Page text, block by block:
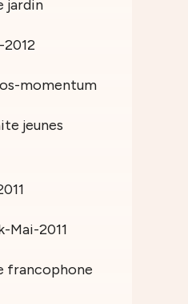
jardin
momentum
jeunes
Mai-2011
francophone